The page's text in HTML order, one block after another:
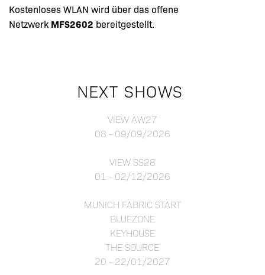
Kostenloses WLAN wird über das offene
Netzwerk MFS2602 bereitgestellt.
NEXT SHOWS
VIEW AW27
08 - 09/09/2026
VIEW SS28
01 - 02/12/2026
MUNICH FABRIC START
BLUEZONE
KEYHOUSE
THE SOURCE
20 - 22/01/2027